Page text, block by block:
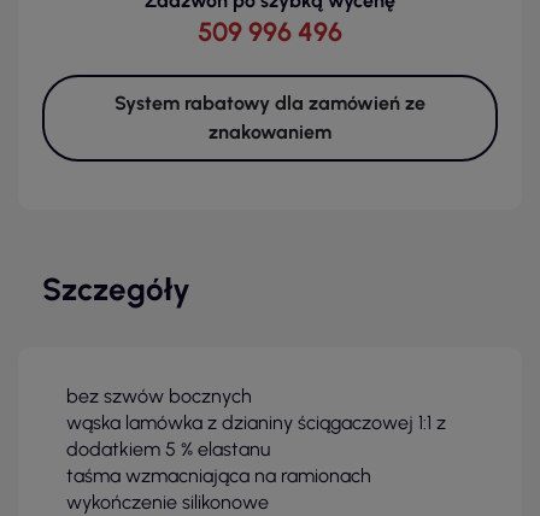
509 996 496
System rabatowy dla zamówień ze
znakowaniem
Szczegóły
bez szwów bocznych
wąska lamówka z dzianiny ściągaczowej 1:1 z
dodatkiem 5 % elastanu
taśma wzmacniająca na ramionach
wykończenie silikonowe